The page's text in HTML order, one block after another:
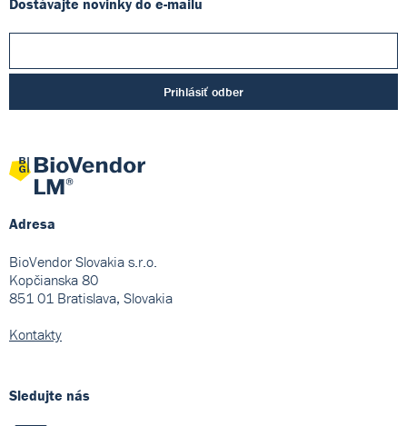
Prihlásiť odber
Adresa
BioVendor Slovakia s.r.o.
Kopčianska 80
851 01 Bratislava, Slovakia
Kontakty
Sledujte nás